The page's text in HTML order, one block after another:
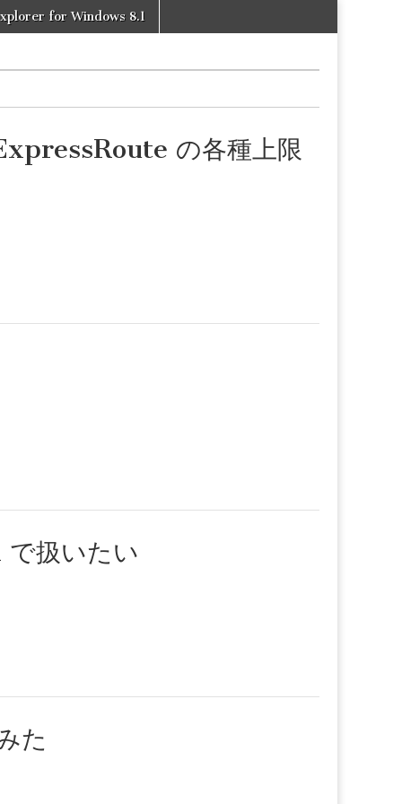
for Windows 8.1
の各種上限
扱いたい
た